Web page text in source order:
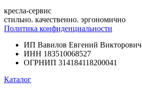
кресла-сервис
стильно. качественно. эргономично
Политика конфиденциальности
ИП Вавилов Евгений Викторович
ИНН 183510068527
ОГРНИП 314184118200041
Каталог